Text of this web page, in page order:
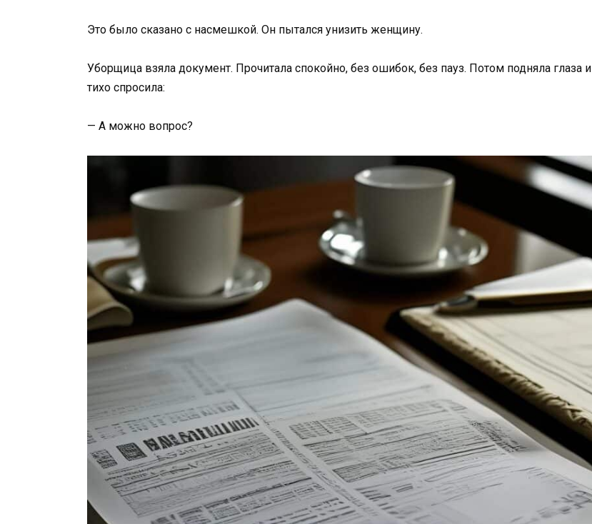
Это было сказано с насмешкой. Он пытался унизить женщину.
Уборщица взяла документ. Прочитала спокойно, без ошибок, без пауз. Потом подняла глаза и
тихо спросила:
— А можно вопрос?